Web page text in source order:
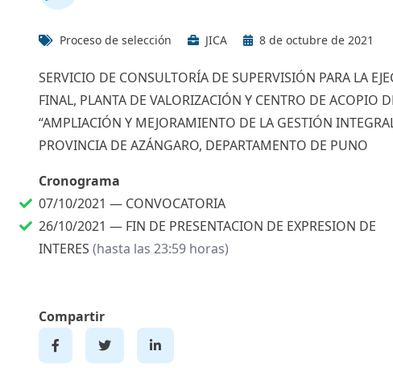
Proceso de selección JICA 8 de octubre de 2021
SERVICIO DE CONSULTORÍA DE SUPERVISIÓN PARA LA
FINAL, PLANTA DE VALORIZACIÓN Y CENTRO DE ACOPIO
“AMPLIACIÓN Y MEJORAMIENTO DE LA GESTIÓN
PROVINCIA DE AZÁNGARO, DEPARTAMENTO DE PUNO
Cronograma
07/10/2021 — CONVOCATORIA
26/10/2021 — FIN DE PRESENTACION DE EXPRESION DE
INTERES (hasta las 23:59 horas)
Compartir